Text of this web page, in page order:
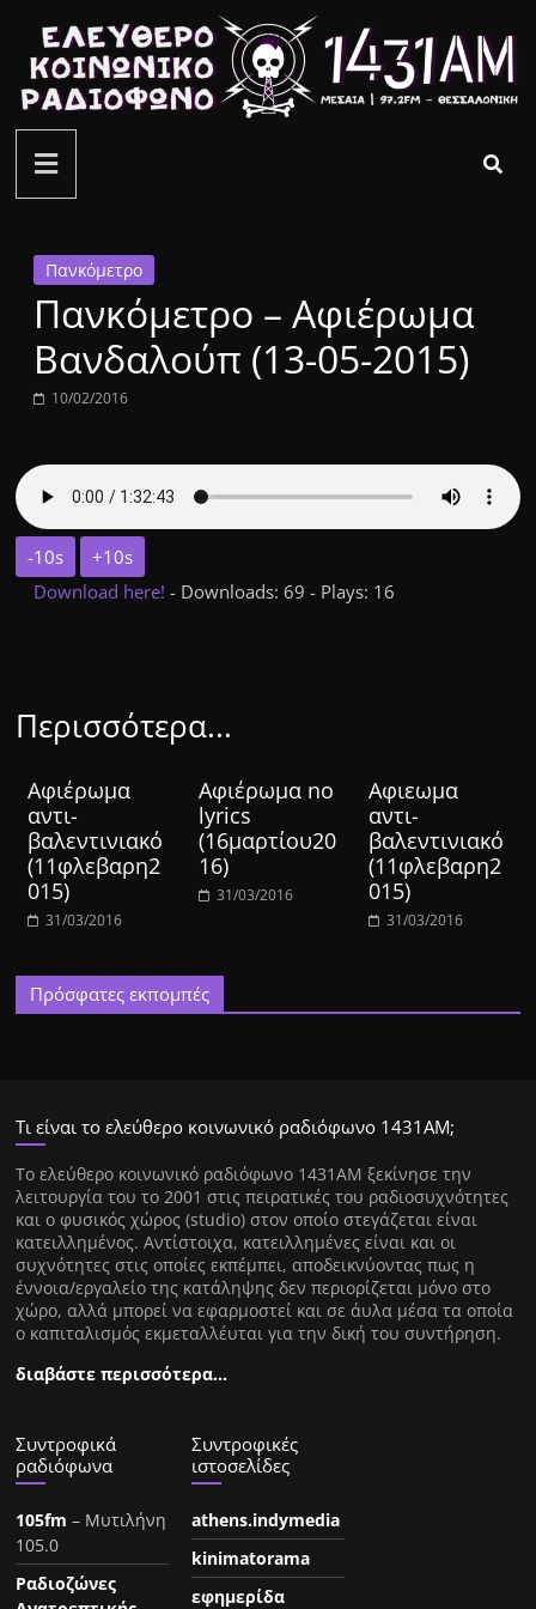
περιεχόμενο
ελεύθερο
κοινωνικό
ραδιόφωνο
1431AM
Πανκόμετρο
Πανκόμετρο – Αφιέρωμα
Βανδαλούπ (13-05-2015)
10/02/2016
-10s
+10s
Download here!- Downloads: 69 - Plays: 16
Περισσότερα...
Aφιέρωμα
αντι-
βαλεντινιακό
(11φλεβαρη2
015)
31/03/2016
Αφιέρωμα no
lyrics
(16μαρτίου20
16)
31/03/2016
Αφιεωμα
αντι-
βαλεντινιακό
(11φλεβαρη2
015)
31/03/2016
Πρόσφατες εκπομπές
Τι είναι το ελεύθερο κοινωνικό ραδιόφωνο 1431ΑΜ;
Tο ελεύθερο κοινωνικό ραδιόφωνο 1431AM ξεκίνησε την
λειτουργία του το 2001 στις πειρατικές του ραδιοσυχνότητες
και ο φυσικός χώρος (studio) στον οποίο στεγάζεται είναι
κατειλλημένος. Αντίστοιχα, κατειλλημένες είναι και οι
συχνότητες στις οποίες εκπέμπει, αποδεικνύοντας πως η
έννοια/εργαλείο της κατάληψης δεν περιορίζεται μόνο στο
χώρο, αλλά μπορεί να εφαρμοστεί και σε άυλα μέσα τα οποία
ο καπιταλισμός εκμεταλλέυται για την δική του συντήρηση.
διαβάστε περισσότερα…
Συντροφικά
ραδιόφωνα
105fm – Μυτιλήνη
105.0
Ραδιοζώνες
Συντροφικές
ιστοσελίδες
athens.indymedia
kinimatorama
εφημερίδα